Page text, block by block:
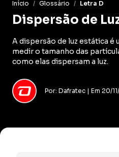
Início / Glossário / Letra D
Dispersão de
A dispersão de luz estática é
medir o tamanho das
como elas dispersam a luz.
Por: Dafratec | Em 20/